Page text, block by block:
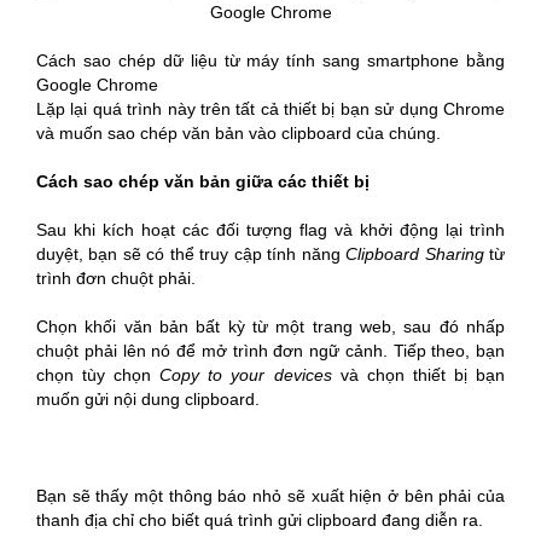
Cách sao chép dữ liệu từ máy tính sang smartphone bằng
Google Chrome
Lặp lại quá trình này trên tất cả thiết bị bạn sử dụng Chrome
và muốn sao chép văn bản vào clipboard của chúng.
Cách sao chép văn bản giữa các thiết bị
Sau khi kích hoạt các đối tượng flag và khởi động lại trình
duyệt, bạn sẽ có thể truy cập tính năng Clipboard Sharingtừ
trình đơn chuột phải.
Chọn khối văn bản bất kỳ từ một trang web, sau đó nhấp
chuột phải lên nó để mở trình đơn ngữ cảnh. Tiếp theo, bạn
chọn tùy chọnCopy to your devices và chọn thiết bị bạn
muốn gửi nội dung clipboard.
Bạn sẽ thấy một thông báo nhỏ sẽ xuất hiện ở bên phải của
thanh địa chỉ cho biết quá trình gửi clipboard đang diễn ra.